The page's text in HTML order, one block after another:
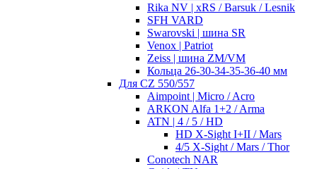
Rika NV | xRS / Barsuk / Lesnik
SFH VARD
Swarovski | шина SR
Venox | Patriot
Zeiss | шина ZM/VM
Кольца 26-30-34-35-36-40 мм
Для CZ 550/557
Aimpoint | Micro / Acro
ARKON Alfa 1+2 / Arma
ATN | 4 / 5 / HD
HD X-Sight I+II / Mars
4/5 X-Sight / Mars / Thor
Conotech NAR